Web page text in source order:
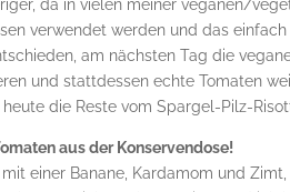
da in vielen meiner veganen/
verwendet werden und das
am nächsten Tag die
und stattdessen echte Tomaten
die Reste vom Spargel-Pilz-
aus der Konservendose!
einer Banane, Kardamom und